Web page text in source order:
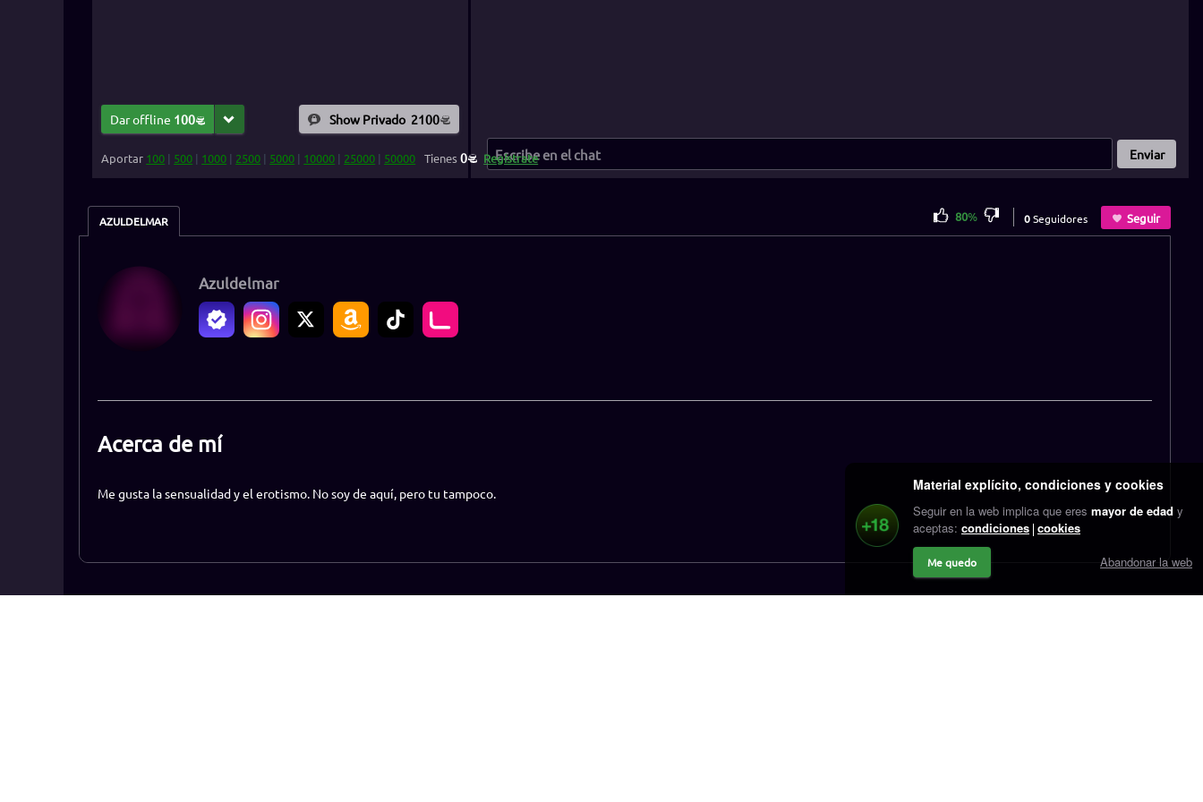
Material explícito, condiciones y cookies
Seguir en la web implica que eres mayor de edad y
aceptas: condiciones cookies
Me quedo Abandonar la web
Dar offline 100 Show Privado 2100
Aportar 100 | 500 | 1000 | 2500 | 5000 | 10000 | 25000 | 50000 Tienes0 Regístrate Enviar
AZULDELMAR 80% 0Seguidores Seguir
Azuldelmar
Acerca de mí
Me gusta la sensualidad y el erotismo. No soy de aquí, pero tu tampoco.